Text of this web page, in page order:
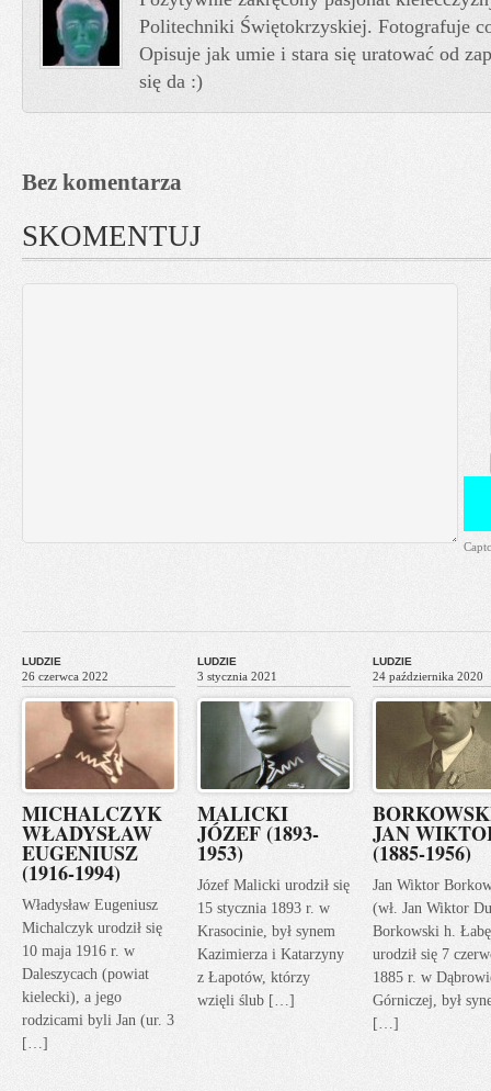
Politechniki Świętokrzyskiej. Fotografuje
Opisuje jak umie i stara się uratować od
się da :)
Bez komentarza
SKOMENTUJ
LUDZIE
26 czerwca 2022
MICHALCZYK
WŁADYSŁAW
EUGENIUSZ
(1916-1994)
Władysław Eugeniusz
Michalczyk urodził się
10 maja 1916 r. w
Daleszycach (powiat
kielecki), a jego
rodzicami byli Jan (ur. 3
[…]
LUDZIE
3 stycznia 2021
MALICKI
JÓZEF (1893-
1953)
Józef Malicki urodził się
15 stycznia 1893 r. w
Krasocinie, był synem
Kazimierza i Katarzyny
z Łapotów, którzy
wzięli ślub […]
LUDZIE
24 października 2020
JAN
(1885-1956)
Jan Wiktor
(wł. Jan Wiktor
Borkowski h.
urodził się 7
1885 r. w
Górniczej, był
[…]